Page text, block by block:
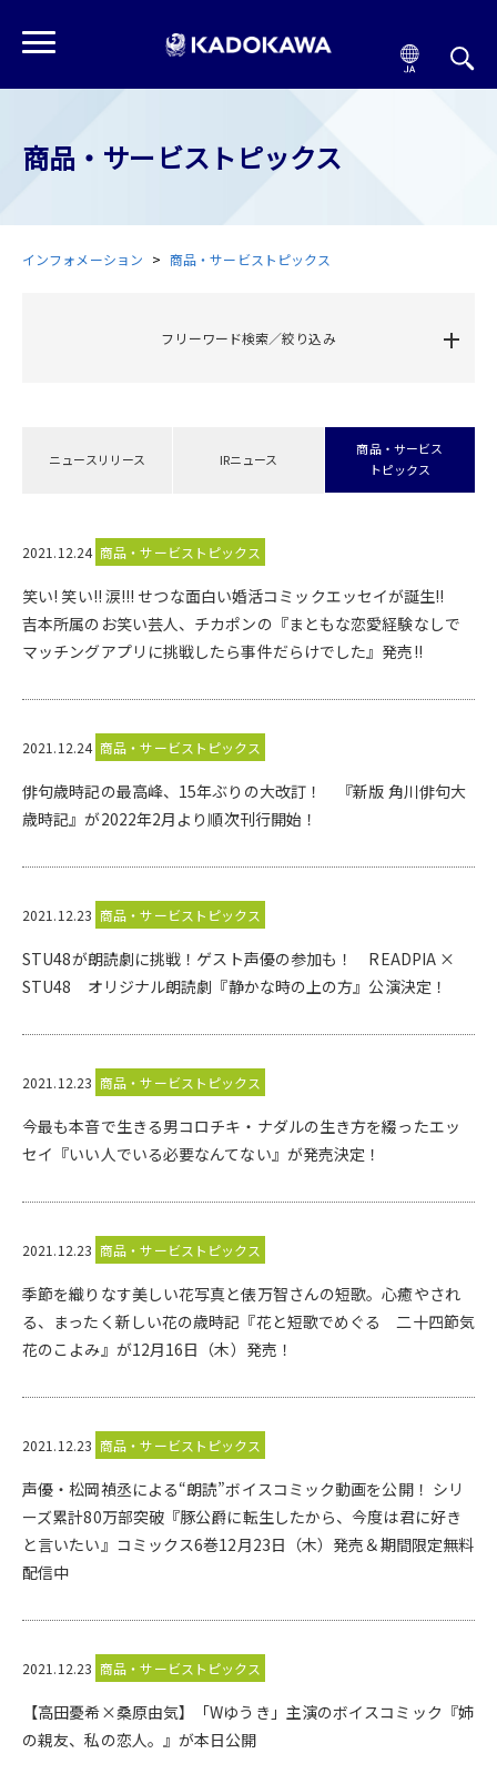
商品・サービストピックス
インフォメーション 商品・サービストピックス
フリーワード検索／絞り込み
ニュースリリース IRニュース
商品・サービス
トピックス
2021.12.24 商品・サービストピックス
笑い! 笑い!! 涙!!! せつな面白い婚活コミックエッセイが誕生!!
吉本所属のお笑い芸人、チカポンの『まともな恋愛経験なしで
マッチングアプリに挑戦したら事件だらけでした』発売!!
2021.12.24 商品・サービストピックス
俳句歳時記の最高峰、15年ぶりの大改訂！ 『新版 角川俳句大
歳時記』が2022年2月より順次刊行開始！
2021.12.23 商品・サービストピックス
STU48が朗読劇に挑戦！ゲスト声優の参加も！ READPIA ×
STU48 オリジナル朗読劇『静かな時の上の方』公演決定！
2021.12.23 商品・サービストピックス
今最も本音で生きる男コロチキ・ナダルの生き方を綴ったエッ
セイ『いい人でいる必要なんてない』が発売決定！
2021.12.23 商品・サービストピックス
季節を織りなす美しい花写真と俵万智さんの短歌。心癒やされ
る、まったく新しい花の歳時記『花と短歌でめぐる 二十四節気
花のこよみ』が12月16日（木）発売！
2021.12.23 商品・サービストピックス
声優・松岡禎丞による“朗読”ボイスコミック動画を公開！ シリ
ーズ累計80万部突破『豚公爵に転生したから、今度は君に好き
と言いたい』コミックス6巻12月23日（木）発売＆期間限定無料
配信中
2021.12.23 商品・サービストピックス
【高田憂希×桑原由気】「Wゆうき」主演のボイスコミック『姉
の親友、私の恋人。』が本日公開